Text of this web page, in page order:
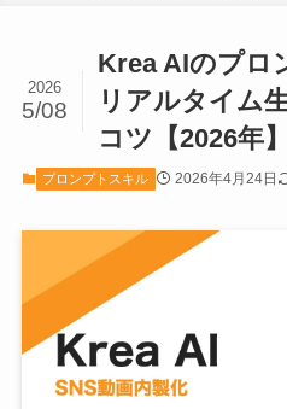
Krea AIのプロ
リアルタイム
コツ【2026年】
2026
5/08
プロンプトスキル 2026年4月24日